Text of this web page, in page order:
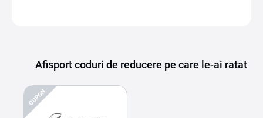
Afisport coduri de reducere pe care le-ai ratat
CUPON